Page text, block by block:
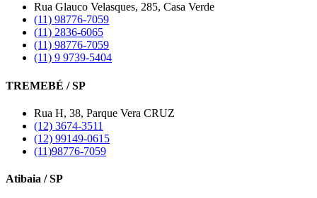
Rua Glauco Velasques, 285, Casa Verde
(11) 98776-7059
(11) 2836-6065
(11) 98776-7059
(11) 9 9739-5404
TREMEBÉ / SP
Rua H, 38, Parque Vera CRUZ
(12) 3674-3511
(12) 99149-0615
(11)98776-7059
Atibaia / SP